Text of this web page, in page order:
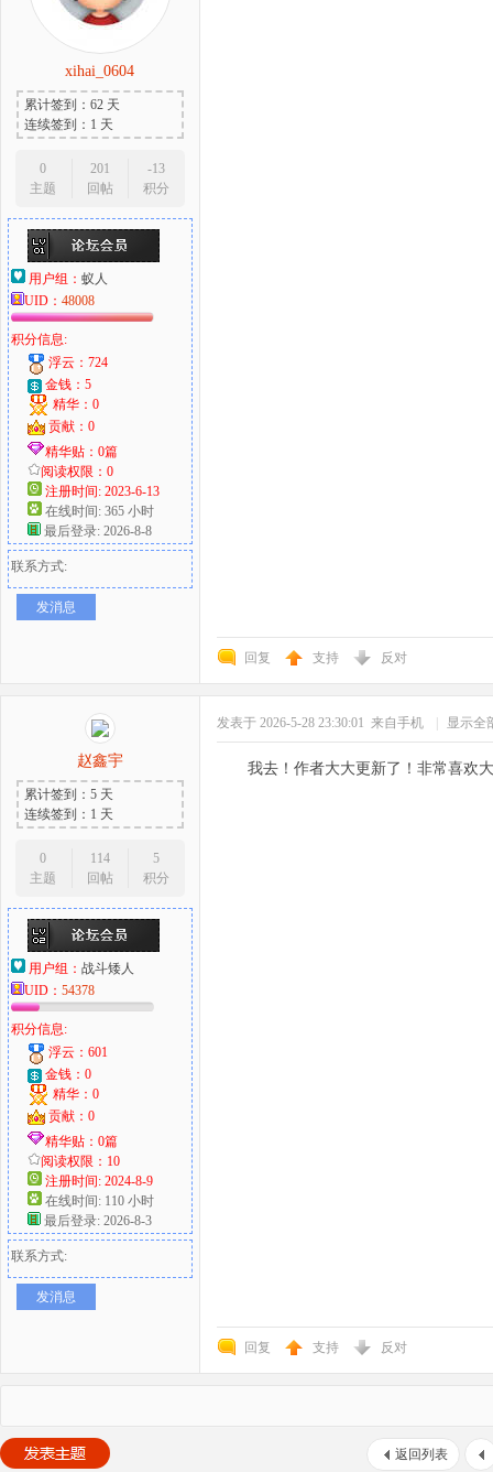
xihai_0604
累计签到：62 天
连续签到：1 天
0
主题
201
回帖
-13
积分
用户组： 蚁人
UID： 48008
积分信息:
浮云：724
金钱：5
精华：0
贡献：0
精华贴：0篇
阅读权限：0
注册时间: 2023-6-13
在线时间: 365 小时
最后登录: 2026-8-8
联系方式:
发消息
回复 支持 反对
赵鑫宇
累计签到：5 天
连续签到：1 天
0
主题
114
回帖
5
积分
用户组： 战斗矮人
UID： 54378
积分信息:
浮云：601
金钱：0
精华：0
贡献：0
精华贴：0篇
阅读权限：10
注册时间: 2024-8-9
在线时间: 110 小时
最后登录: 2026-8-3
联系方式:
发消息
发表于 2026-5-28 23:30:01 来自手机 显示全
我去！作者大大更新了！非常喜欢
回复 支持 反对
返回列表